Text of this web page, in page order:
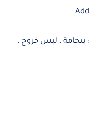
بيجامة . لبس خروج .